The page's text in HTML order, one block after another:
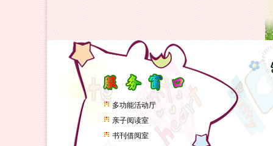
多功能活动厅
亲子阅读室
书刊借阅室